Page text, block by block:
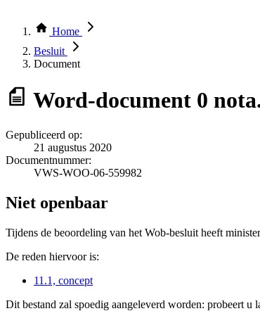
Thema COVID-19
Bekijk per bestuursorgaan
Home
Besluit
Document
Word-document 0
Gepubliceerd op:
21 augustus 2020
Documentnummer:
VWS-WOO-06-559982
Niet openbaar
Tijdens de beoordeling van het Wob-besluit heeft
De reden hiervoor is:
11.1, concept
Dit bestand zal spoedig aangeleverd worden: probeert u